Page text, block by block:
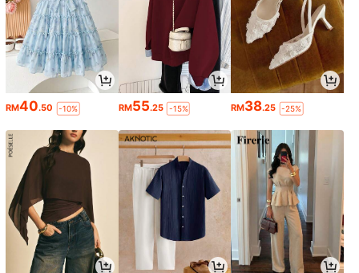
RM40.50 -10% RM55.25 -15% RM38.25 -25%